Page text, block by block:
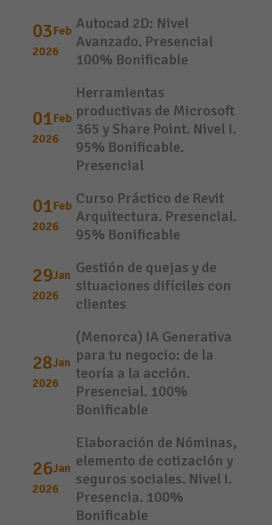
03Feb
2026
Autocad 2D: Nivel
Avanzado. Presencial
100% Bonificable
01Feb
2026
Herramientas
productivas de Microsoft
365 y Share Point. Nivel I.
95% Bonificable.
Presencial
01Feb
2026
Curso Práctico de Revit
Arquitectura. Presencial.
95% Bonificable
29Jan
2026
Gestión de quejas y de
situaciones difíciles con
clientes
28Jan
2026
(Menorca) IA Generativa
para tu negocio: de la
teoría a la acción.
Presencial. 100%
Bonificable
26Jan
2026
Elaboración de Nóminas,
elemento de cotización y
seguros sociales. Nivel I.
Presencia. 100%
Bonificable